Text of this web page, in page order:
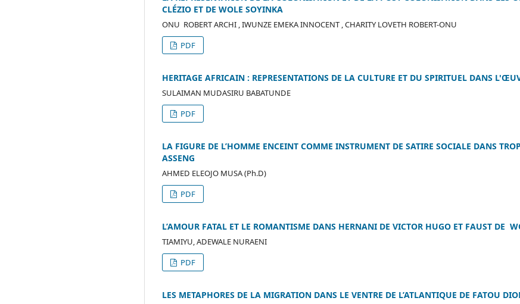
CLÉZIO ET DE WOLE SOYINKA
ONU ROBERT ARCHI , IWUNZE EMEKA INNOCENT , CHARITY LOVETH ROBERT-ONU
PDF
HERITAGE AFRICAIN : REPRESENTATIONS DE LA CULTURE ET DU SPIRITUEL DANS
SULAIMAN MUDASIRU BABATUNDE
PDF
LA FIGURE DE L’HOMME ENCEINT COMME INSTRUMENT DE SATIRE SOCIALE DANS
ASSENG
AHMED ELEOJO MUSA (Ph.D)
PDF
L’AMOUR FATAL ET LE ROMANTISME DANS HERNANI DE VICTOR HUGO ET FAUST DE
TIAMIYU, ADEWALE NURAENI
PDF
LES METAPHORES DE LA MIGRATION DANS LE VENTRE DE L’ATLANTIQUE DE FATOU